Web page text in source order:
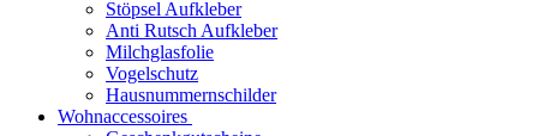
Stöpsel Aufkleber
Anti Rutsch Aufkleber
Milchglasfolie
Vogelschutz
Hausnummernschilder
Wohnaccessoires